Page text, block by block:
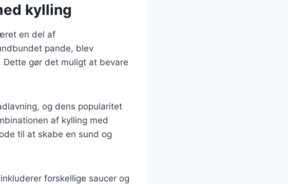
kylling
en del af
pande, blev
gør det muligt at bevare
og dens popularitet
af kylling med
til at skabe en sund og
forskellige saucer og